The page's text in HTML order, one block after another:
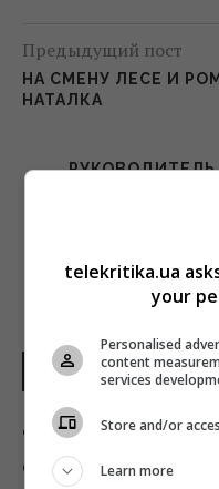
Предыдущий пост
НА СМЕНУ ЛЕСЕ И
НАТАЛКА
РУКОВОДИТЕЛЬ
НОВОСТИ МИРА
"Смело и
спас украинский
telekritika.ua
your
Personalised
content
services
Store and/or
Learn more